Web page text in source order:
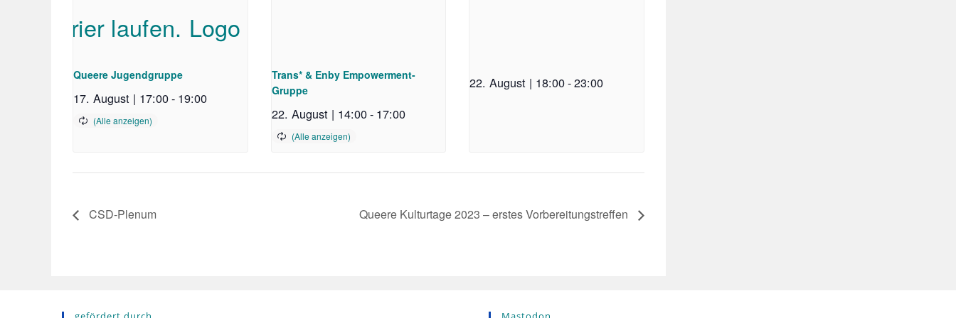
Queere Jugendgruppe
17. August | 17:00- 19:00
Trans* & Enby Empowerment-
Gruppe
22. August | 14:00- 17:00
22. August | 18:00-23:00
CSD-Plenum Queere Kulturtage 2023 – erstes Vorbereitungstreffen